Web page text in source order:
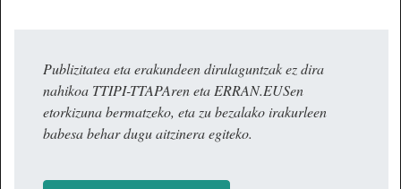
Publizitatea eta erakundeen dirulaguntzak ez dira
nahikoa TTIPI-TTAPAren eta ERRAN.EUSen
etorkizuna bermatzeko, eta zu bezalako irakurleen
babesa behar dugu aitzinera egiteko.